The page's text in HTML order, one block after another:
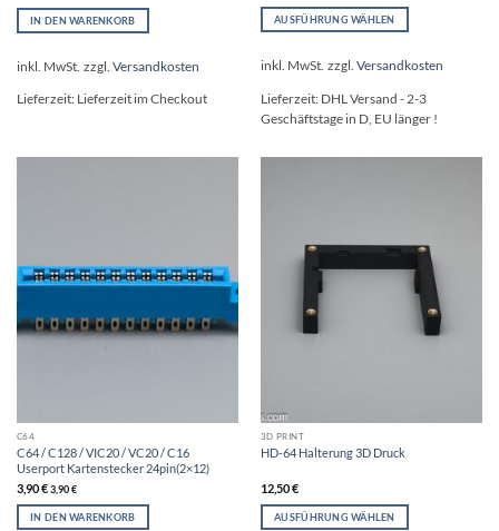
IN DEN WARENKORB
inkl. MwSt. zzgl. Versandkosten
Lieferzeit: Lieferzeit im Checkout
AUSFÜHRUNG WÄHLEN
Produkt
mehrere
Varianten
Die
Produktseite
inkl. MwSt. zzgl. Versandkosten
Lieferzeit: DHL Versand - 2-3
Geschäftstage in D, EU länger !
C64
C64 / C128 / VIC20 / VC20 / C16
Userport Kartenstecker 24pin(2×12)
3,90€ 3,90€
IN DEN WARENKORB
3D PRINT
HD-64 Halterung 3D Druck
12,50€
AUSFÜHRUNG WÄHLEN